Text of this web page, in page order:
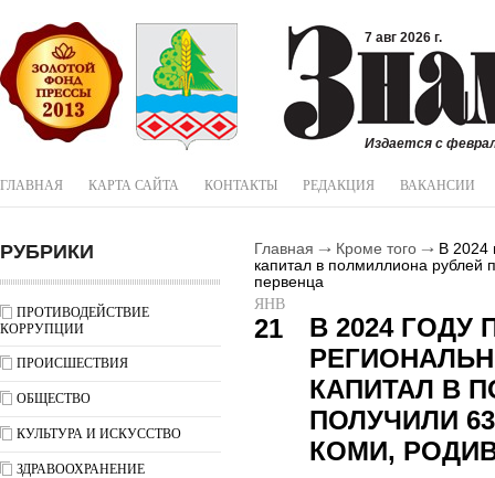
7 авг 2026 г.
Издается с
ГЛАВНАЯ КАРТА САЙТА КОНТАКТЫ РЕДАКЦИЯ ВАКАНСИИ
РУБРИКИ
ПРОТИВОДЕЙСТВИЕ
КОРРУПЦИИ
ПРОИСШЕСТВИЯ
ОБЩЕСТВО
КУЛЬТУРА И ИСКУССТВО
ЗДРАВООХРАНЕНИЕ
Главная Кроме того
В 2024
капитал в полмиллиона
первенца
ЯНВ
21
В 2024 ГОДУ
КАПИТАЛ В
ПОЛУЧИЛИ
КОМИ,